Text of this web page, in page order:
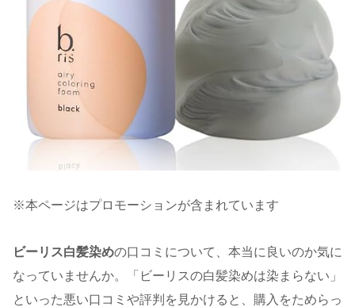
※本ページはプロモーションが含まれています
ビーリス白髪染めの口コミについて、本当に良いのか気に
なっていませんか。「ビーリスの白髪染めは染まらない」
といった悪い口コミや評判を見かけると、購入をためらっ